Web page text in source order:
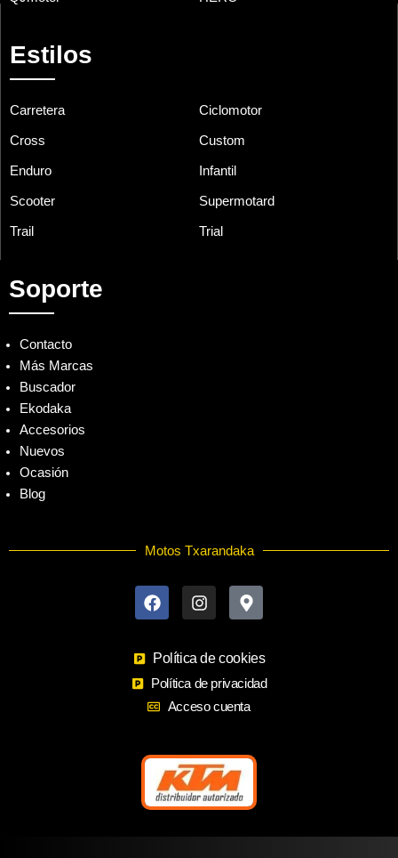
Estilos
Carretera Ciclomotor
Cross Custom
Enduro Infantil
Scooter Supermotard
Trail Trial
Soporte
Contacto
Más Marcas
Buscador
Ekodaka
Accesorios
Nuevos
Ocasión
Blog
Motos Txarandaka
a
c
o
o
k
n
s
g
r
a
m
a
p
a
r
k
e
a
Política de cookies
Política de privacidad
Acceso cuenta